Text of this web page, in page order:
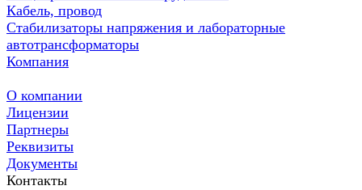
Кабель, провод
Стабилизаторы напряжения и лабораторные
автотрансформаторы
Компания
О компании
Лицензии
Партнеры
Реквизиты
Документы
Контакты